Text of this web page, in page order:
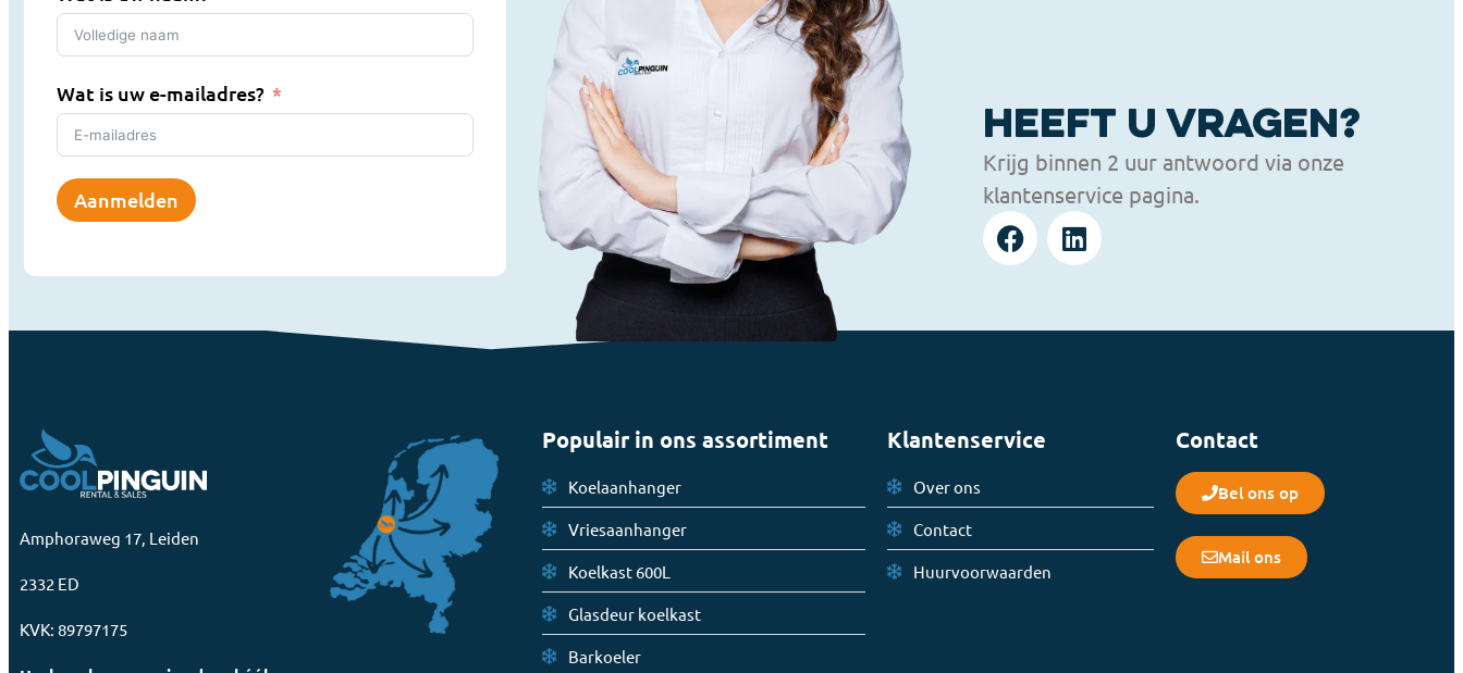
Wat is uw e-mailadres?
Aanmelden
Heeft u vragen?
Krijg binnen 2 uur antwoord via onze
klantenservice pagina.
Amphoraweg 17, Leiden
2332 ED
KVK: 89797175
Populair in ons assortiment
Koelaanhanger
Vriesaanhanger
Koelkast 600L
Glasdeur koelkast
Barkoeler
Klantenservice
Over ons
Contact
Huurvoorwaarden
Contact
Bel ons op
Mail ons